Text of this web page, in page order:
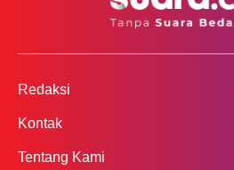
Redaksi
Kontak
Tentang Kami